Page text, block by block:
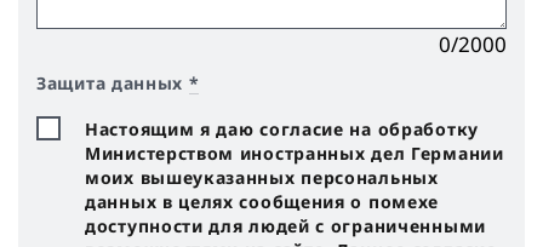
0/2000
Защита данных *
Настоящим я даю согласие на обработку
Министерством иностранных дел Германии
моих вышеуказанных персональных
данных в целях сообщения о помехе
доступности для людей с ограниченными